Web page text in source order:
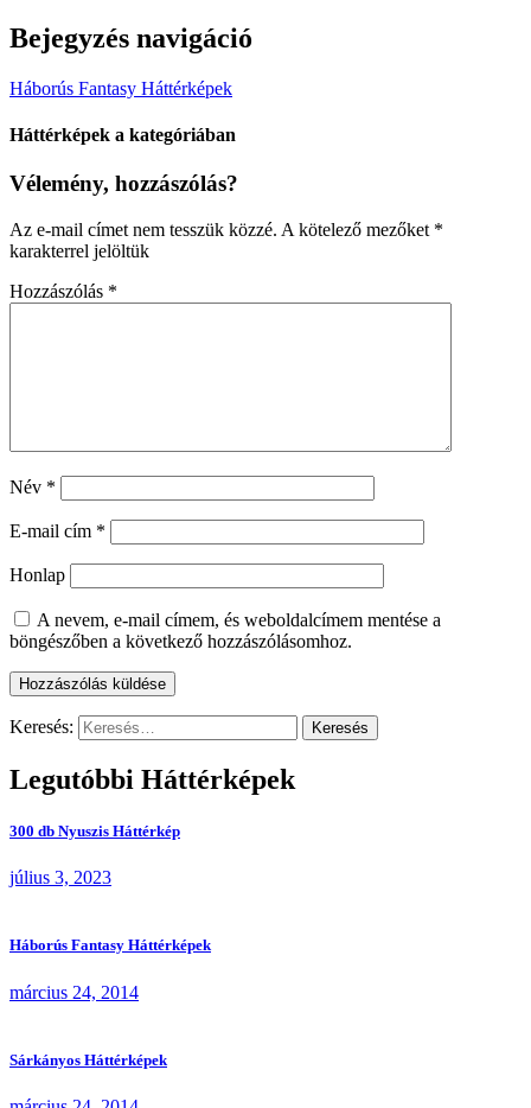
Bejegyzés navigáció
Háborús Fantasy Háttérképek
Háttérképek a kategóriában
Vélemény, hozzászólás?
Az e-mail címet nem tesszük közzé. A kötelező mezőket *
karakterrel jelöltük
Hozzászólás *
Név *
E-mail cím *
Honlap
A nevem, e-mail címem, és weboldalcímem mentése a
böngészőben a következő hozzászólásomhoz.
Keresés:
Legutóbbi Háttérképek
300 db Nyuszis Háttérkép
július 3, 2023
Háborús Fantasy Háttérképek
március 24, 2014
Sárkányos Háttérképek